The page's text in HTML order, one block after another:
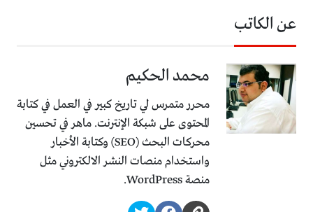
عن الكاتب
محمد الحكيم
محرر متمرس لي تاريخ كبير في العمل في كتابة
المحتوى على شبكة الإنترنت. ماهر في تحسين
محركات البحث (SEO) وكتابة الأخبار
واستخدام منصات النشر الالكتروني مثل
منصة WordPress.